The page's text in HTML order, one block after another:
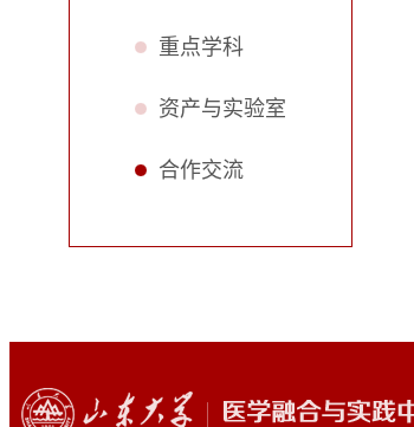
重点学科
资产与实验室
合作交流